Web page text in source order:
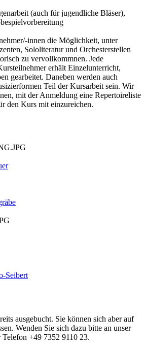
(auch für jugendliche Bläser),
innen die Möglichkeit, unter
Sololiteratur und Orchesterstellen
zu vervollkommnen. Jede
erhält Einzelunterricht,
gearbeitet. Daneben werden auch
Teil der Kursarbeit sein. Wir
mit der Anmeldung eine Repertoireliste
den Kurs mit einzureichen.
Seibert
ausgebucht. Sie können sich aber auf
Wenden Sie sich dazu bitte an unser
Telefon +49 7352 9110 23.